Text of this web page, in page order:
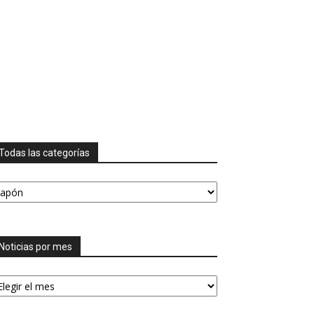
las categorías
Noticias por mes